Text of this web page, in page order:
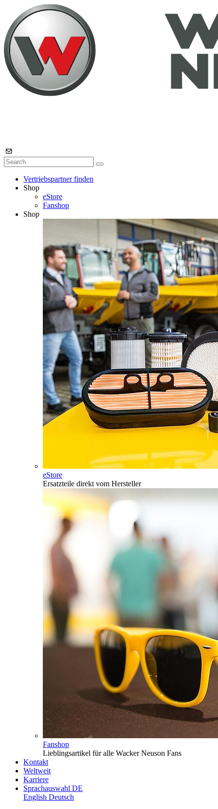
Vertriebspartner finden
Shop
eStore
Fanshop
Shop
eStore
Ersatzteile direkt vom Hersteller
Fanshop
Lieblingsartikel für alle Wacker Neuson Fans
Kontakt
Weltweit
Karriere
Sprachauswahl DE
English Deutsch